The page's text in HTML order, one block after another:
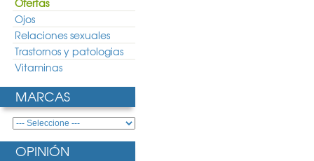
Ofertas
Ojos
Relaciones sexuales
Trastornos y patologias
Vitaminas
MARCAS
OPINIÓN